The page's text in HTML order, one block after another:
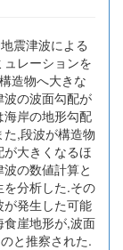
震津波による
レーションを
造物へ大きな
の波面勾配が
岸の地形勾配
,段波が構造物
大きくなるほ
の数値計算と
分析した.その
発生した可能
崖地形が,波面
と推察された.